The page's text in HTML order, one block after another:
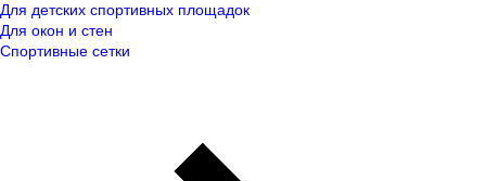
Для детских спортивных площадок
Для окон и стен
Спортивные сетки